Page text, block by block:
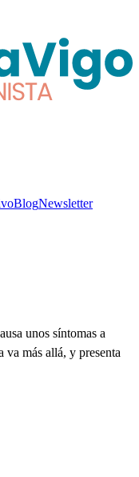
BlogNewsletter
unos síntomas a
más allá, y presenta